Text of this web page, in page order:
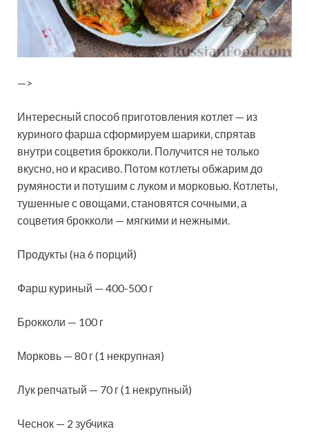
—>
Интересный способ приготовления котлет — из
куриного фарша сформируем шарики, спрятав
внутри соцветия брокколи. Получится не только
вкусно, но и красиво. Потом котлеты обжарим до
румяности и потушим с луком и морковью. Котлеты,
тушенные с овощами, становятся сочными, а
соцветия брокколи — мягкими и нежными.
Продукты (на 6 порций)
Фарш куриный — 400-500 г
Брокколи — 100 г
Морковь — 80 г (1 некрупная)
Лук репчатый — 70 г (1 некрупный)
Чеснок — 2 зубчика